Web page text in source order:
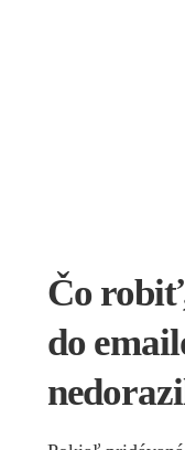
Čo
do